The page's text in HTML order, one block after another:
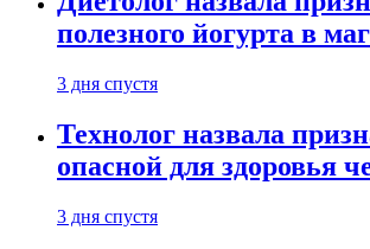
полезного йогурта в
3 дня спустя
Технолог назвала
опасной для здоровья
3 дня спустя